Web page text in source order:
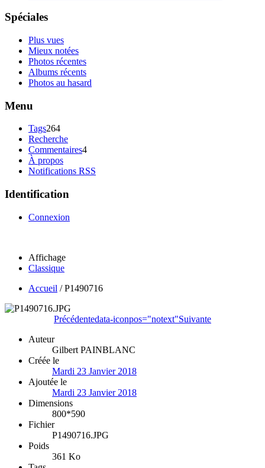
Spéciales
Plus vues
Mieux notées
Photos récentes
Albums récents
Photos au hasard
Menu
Tags264
Recherche
Commentaires4
À propos
Notifications RSS
Identification
Connexion
Affichage
Classique
Accueil /P1490716
Précédentedata-iconpos="notext"Suivante
Auteur
Gilbert PAINBLANC
Créée le
Mardi 23 Janvier 2018
Ajoutée le
Mardi 23 Janvier 2018
Dimensions
800*590
Fichier
P1490716.JPG
Poids
361 Ko